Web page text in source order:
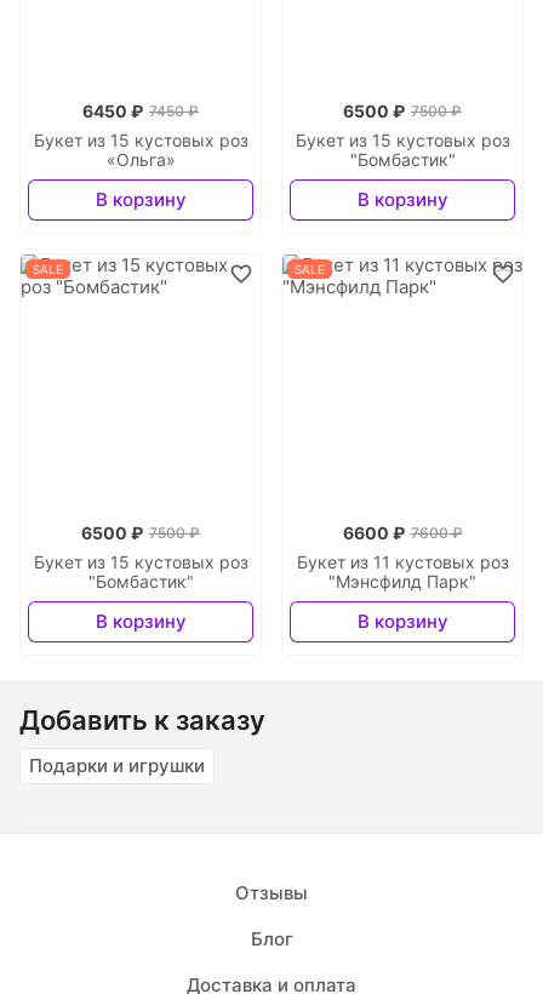
Букет из 15 кустовых роз
«Ольга»
6450 ₽ 7450 ₽
В корзину
Букет из 15 кустовых роз
"Бомбастик"
6500 ₽ 7500 ₽
В корзину
SALE
Букет из 15 кустовых роз
"Бомбастик"
6500 ₽ 7500 ₽
В корзину
SALE
Букет из 11 кустовых роз
"Мэнсфилд Парк"
6600 ₽ 7600 ₽
В корзину
Добавить к заказу
Подарки и игрушки
Отзывы
Блог
Доставка и оплата